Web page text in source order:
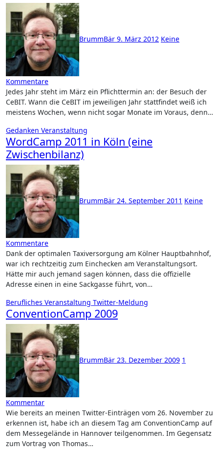
BrummBär 9. März 2012 Keine
Kommentare
Jedes Jahr steht im März ein Pflichttermin an: der Besuch der
CeBIT. Wann die CeBIT im jeweiligen Jahr stattfindet weiß ich
meistens Wochen, wenn nicht sogar Monate im Voraus, denn…
Gedanken Veranstaltung
WordCamp 2011 in Köln (eine
Zwischenbilanz)
BrummBär 24. September 2011 Keine
Kommentare
Dank der optimalen Taxiversorgung am Kölner Hauptbahnhof,
war ich rechtzeitig zum Einchecken am Veranstaltungsort.
Hätte mir auch jemand sagen können, dass die offizielle
Adresse einen in eine Sackgasse führt, von…
Berufliches Veranstaltung Twitter-Meldung
ConventionCamp 2009
BrummBär 23. Dezember 2009 1
Kommentar
Wie bereits an meinen Twitter-Einträgen vom 26. November zu
erkennen ist, habe ich an diesem Tag am ConventionCamp auf
dem Messegelände in Hannover teilgenommen. Im Gegensatz
zum Vortrag von Thomas…